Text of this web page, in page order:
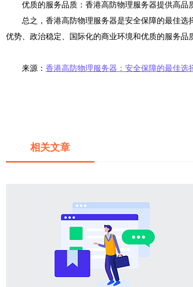
优质的服务品质：香港高防物理服务器提供高品
总之，香港高防物理服务器是安全保障的最佳
优势、政治稳定、国际化的商业环境和优质的服务品
来源： 香港高防物理服务器：安全保障的最佳选
相关文章